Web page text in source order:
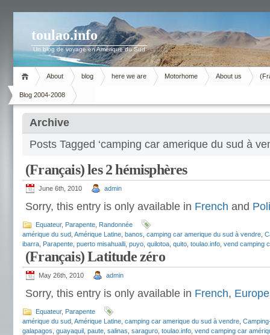
toulao.info
Un blog de voyage en Amérique du Sud
About blog here we are Motorhome About us
Blog 2004-2008
Archive
Posts Tagged ‘camping car amerique du sud à
(Français) les 2 hémisphères
June 6th, 2010 admin
Sorry, this entry is only available in French and
Equateur, Parapente Randonnée
amérique du sud Amérique Latine banos camping car amerique du sud à vendre
ibarra Parapente puerto misahualli puyo quilotoa quito toulao.info vend camping
(Français) Latitude zéro
May 26th, 2010 admin
Sorry, this entry is only available in French,
Equateur, Parapente
amérique du sud Amérique Latine camping car amerique du sud à vendre
galapagos guayaquil paute salinas saraguro toulao.info vend camping car